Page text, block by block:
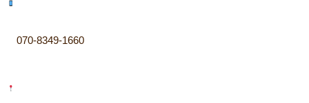
070-8349-1660